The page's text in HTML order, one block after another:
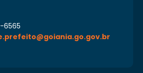
6565